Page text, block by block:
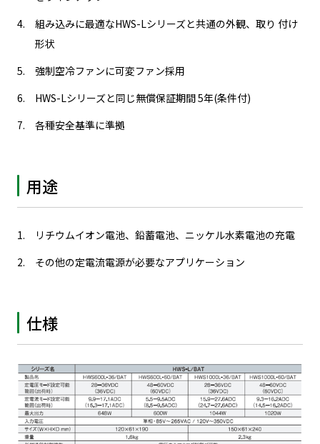
組み込みに最適なHWS-Lシリーズと共通の外観、取り 付け
形状
強制空冷ファンに可変ファン採用
HWS-Lシリーズと同じ無償保証期間 5年(条件付)
各種安全基準に準拠
用途
リチウムイオン電池、鉛蓄電池、ニッケル水素電池の充電
その他の定電流電源が必要なアプリケーション
仕様